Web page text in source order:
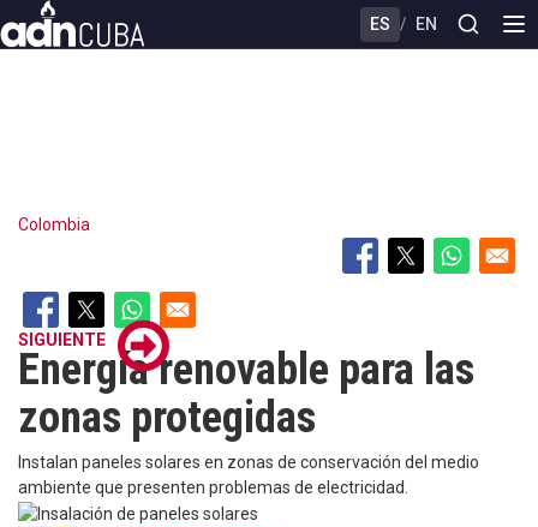
to
ES / EN
Colombia
SIGUIENTE
Energía renovable para las
zonas protegidas
Instalan paneles solares en zonas de conservación del medio
ambiente que presenten problemas de electricidad.